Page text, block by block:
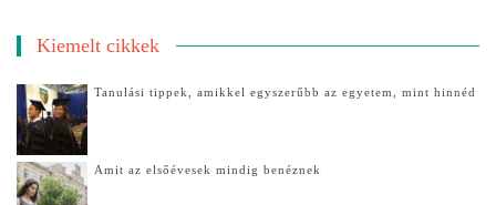
Kiemelt cikkek
Tanulási tippek, amikkel egyszerűbb az egyetem, mint hinnéd
Amit az elsőévesek mindig benéznek